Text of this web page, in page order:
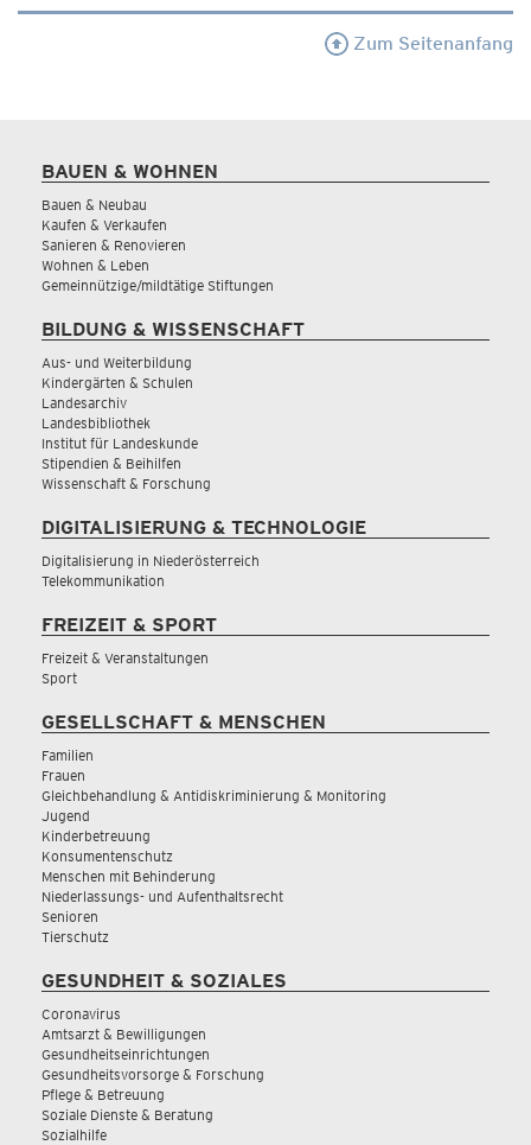
Zum Seitenanfang
BAUEN & WOHNEN
Bauen & Neubau
Kaufen & Verkaufen
Sanieren & Renovieren
Wohnen & Leben
Gemeinnützige/mildtätige Stiftungen
BILDUNG & WISSENSCHAFT
Aus- und Weiterbildung
Kindergärten & Schulen
Landesarchiv
Landesbibliothek
Institut für Landeskunde
Stipendien & Beihilfen
Wissenschaft & Forschung
DIGITALISIERUNG & TECHNOLOGIE
Digitalisierung in Niederösterreich
Telekommunikation
FREIZEIT & SPORT
Freizeit & Veranstaltungen
Sport
GESELLSCHAFT & MENSCHEN
Familien
Frauen
Gleichbehandlung & Antidiskriminierung & Monitoring
Jugend
Kinderbetreuung
Konsumentenschutz
Menschen mit Behinderung
Niederlassungs- und Aufenthaltsrecht
Senioren
Tierschutz
GESUNDHEIT & SOZIALES
Coronavirus
Amtsarzt & Bewilligungen
Gesundheitseinrichtungen
Gesundheitsvorsorge & Forschung
Pflege & Betreuung
Soziale Dienste & Beratung
Sozialhilfe